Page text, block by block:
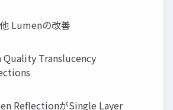
Lumenの改善
Quality Translucency
ReflectionがSingle Layer